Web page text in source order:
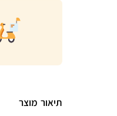
|
page
תיאור מוצר